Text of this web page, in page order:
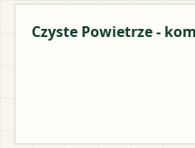
Czyste Powietrze -